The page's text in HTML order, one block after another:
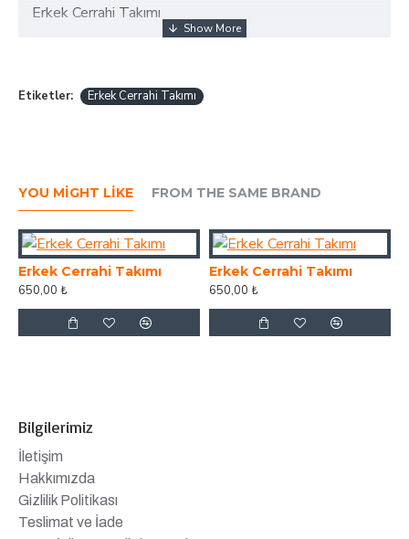
Erkek Cerrahi Takımı
Etiketler: Erkek Cerrahi Takımı
YOU MIGHT LIKE FROM THE SAME BRAND
Erkek Cerrahi Takımı
650,00 ₺
Erkek Cerrahi Takımı
650,00 ₺
Bilgilerimiz
İletişim
Hakkımızda
Gizlilik Politikası
Teslimat ve İade